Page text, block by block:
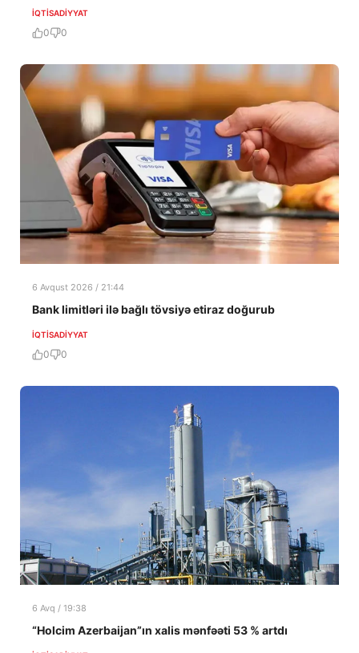
İQTISADIYYAT
0 0
6 Avqust 2026 / 21:44
Bank limitləri ilə bağlı tövsiyə etiraz doğurub
İQTISADIYYAT
0 0
6 Avq / 19:38
“Holcim Azerbaijan”ın xalis mənfəəti 53 % artdı